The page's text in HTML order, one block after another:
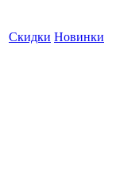
Скидки Новинки